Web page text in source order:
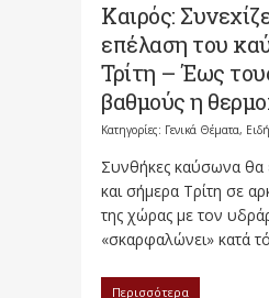
Καιρός:
επέλαση του
Τρίτη – Έως
βαθμούς η
Κατηγορίες: Γενικά Θέματα,
Συνθήκες καύσωνα θα
και σήμερα Τρίτη σε
της χώρας με τον
«σκαρφαλώνει» κατά
Περισσότερα